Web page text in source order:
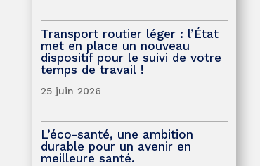
Transport routier léger : l’État
met en place un nouveau
dispositif pour le suivi de votre
temps de travail !
25 juin 2026
L’éco-santé, une ambition
durable pour un avenir en
meilleure santé.